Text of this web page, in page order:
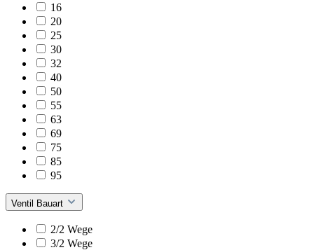
16
20
25
30
32
40
50
55
63
69
75
85
95
Ventil Bauart
2/2 Wege
3/2 Wege